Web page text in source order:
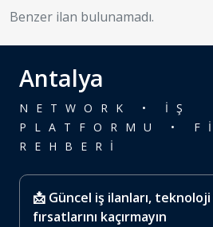
Benzer ilan bulunamadı.
Antalya
NETWORK • İŞ
PLATFORMU •
REHBERİ
📩 Güncel iş ilanları,
fırsatlarını kaçırmayın